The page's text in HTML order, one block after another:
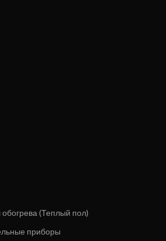
(Теплый пол)
приборы